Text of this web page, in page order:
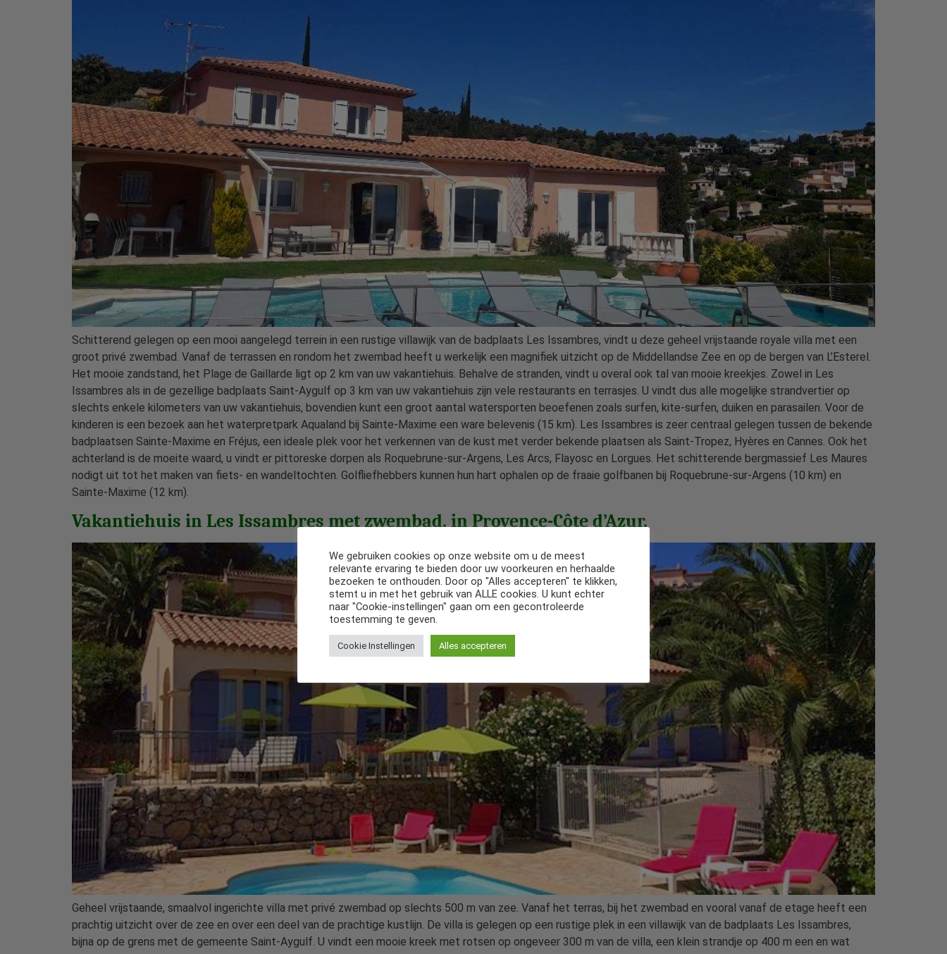
Schitterend gelegen op een mooi aangelegd terrein in een rustige villawijk van de badplaats Les Issambres, vindt u deze geheel vrijstaande royale villa met een
groot privé zwembad. Vanaf de terrassen en rondom het zwembad heeft u werkelijk een magnifiek uitzicht op de Middellandse Zee en op de bergen van L’Esterel.
Het mooie zandstand, het Plage de Gaillarde ligt op 2 km van uw vakantiehuis. Behalve de stranden, vindt u overal ook tal van mooie kreekjes. Zowel in Les
Issambres als in de gezellige badplaats Saint-Aygulf op 3 km van uw vakantiehuis zijn vele restaurants en terrasjes. U vindt dus alle mogelijke strandvertier op
slechts enkele kilometers van uw vakantiehuis, bovendien kunt een groot aantal watersporten beoefenen zoals surfen, kite-surfen, duiken en parasailen. Voor de
kinderen is een bezoek aan het waterpretpark Aqualand bij Sainte-Maxime een ware belevenis (15 km). Les Issambres is zeer centraal gelegen tussen de bekende
badplaatsen Sainte-Maxime en Fréjus, een ideale plek voor het verkennen van de kust met verder bekende plaatsen als Saint-Tropez, Hyères en Cannes. Ook het
achterland is de moeite waard, u vindt er pittoreske dorpen als Roquebrune-sur-Argens, Les Arcs, Flayosc en Lorgues. Het schitterende bergmassief Les Maures
nodigt uit tot het maken van fiets- en wandeltochten. Golfliefhebbers kunnen hun hart ophalen op de fraaie golfbanen bij Roquebrune-sur-Argens (10 km) en
Sainte-Maxime (12 km).
Vakantiehuis in Les Issambres met zwembad, in Provence-Côte d’Azur.
Geheel vrijstaande, smaalvol ingerichte villa met privé zwembad op slechts 500 m van zee. Vanaf het terras, bij het zwembad en vooral vanaf de etage heeft een
prachtig uitzicht over de zee en over een deel van de prachtige kustlijn. De villa is gelegen op een rustige plek in een villawijk van de badplaats Les Issambres,
bijna op de grens met de gemeente Saint-Aygulf. U vindt een mooie kreek met rotsen op ongeveer 300 m van de villa, een klein strandje op 400 m een en wat
We gebruiken cookies op onze website om u de meest
relevante ervaring te bieden door uw voorkeuren en herhaalde
bezoeken te onthouden. Door op "Alles accepteren" te klikken,
stemt u in met het gebruik van ALLE cookies. U kunt echter
naar "Cookie-instellingen" gaan om een gecontroleerde
toestemming te geven.
Cookie Instellingen Alles accepteren